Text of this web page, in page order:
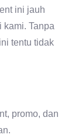
ini jauh
kami. Tanpa
tentu tidak
promo, dan